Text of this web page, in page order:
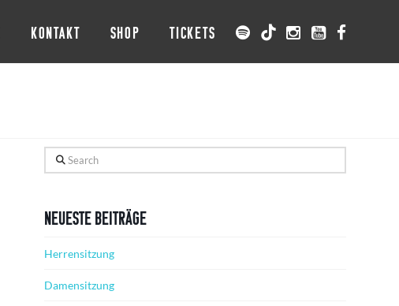
KONTAKT SHOP TICKETS
Search
Neueste Beiträge
Herrensitzung
Damensitzung